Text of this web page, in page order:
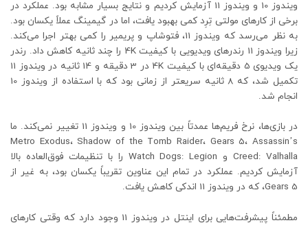
ویندوز 10 و ویندوز 11 آزمایش کردیم و نتایج بسیار مشابه بود. عملکرد در
برخی از کارهای مولتی تِرِد کمی بهبود یافت، اما در گیمینگ عملاً یکسان بود.
به نظر می‌رسد که ویندوز 11، فتوشاپ و پریمیر را کمی بهتر اجرا می‌کند.
زیرا ویندوز 11 رندرهای ویدیویی با کیفیت 4K را چند ثانیه کاهش داد. رندر
یک ویدیوی 5 دقیقه‌ای با کیفیت 4K در 3 دقیقه و 14 ثانیه در ویندوز 11
تکمیل شد، که 8 ثانیه سریعتر از زمانی بود که با استفاده از ویندوز 10
انجام شد.
در بازی‌ها، نرخ فریم‌ها عمدتاً بین ویندوز 10 و ویندوز 11 تغییر نمی‌کند. ما
Metro Exodus، Shadow of the Tomb Raider، Gears 5، Assassin’s
Creed: Valhalla و Watch Dogs: Legion را با تنظیمات فوق‌العاده بالا
آزمایش کردیم. عملکرد در تمام این عناوین تقریباً یکسان بود، به غیر از
Gears 5، که در ویندوز 11 اندکی کاهش یافت.
مطمئناً پیشرفت‌هایی برای اینتل در ویندوز 11 وجود دارد که وقتی کارهای